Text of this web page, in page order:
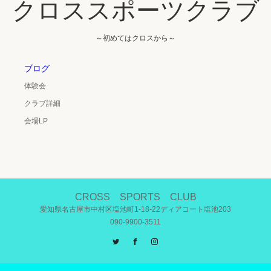
クロススポーツクラブ
～初めてはクロスから～
ブログ
体験会
クラブ詳細
会場LP
CROSS SPORTS CLUB
愛知県名古屋市中村区塩池町1-18-22ディアコート塩池203
090-9900-3511
Twitter
Facebook